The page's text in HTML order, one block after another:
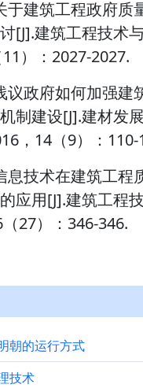
于建筑工程政府质
[J].建筑工程技术
）：2027-2027.
议政府如何加强建
制建设[J].建材发
，14（9）：110-
息技术在建筑工程
应用[J].建筑工程
27）：346-346.
朝的运行方式
技术